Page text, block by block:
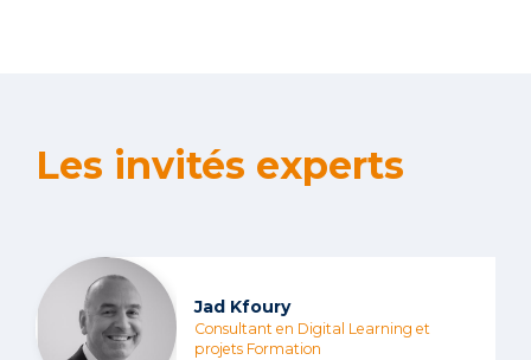
Les invités experts
Jad Kfoury
Consultant en Digital Learning et
projets Formation